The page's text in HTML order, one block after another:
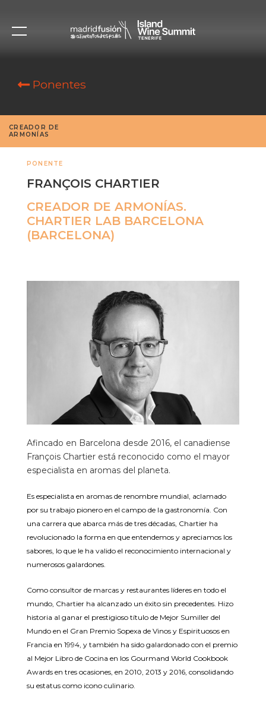
Ponentes
CREADOR DE
ARMONÍAS
PONENTE
FRANÇOIS CHARTIER
CREADOR DE ARMONÍAS.
CHARTIER LAB BARCELONA
(BARCELONA)
Afincado en Barcelona desde 2016, el canadiense
François Chartier está reconocido como el mayor
especialista en aromas del planeta.
Es especialista en aromas de renombre mundial, aclamado
por su trabajo pionero en el campo de la gastronomía. Con
una carrera que abarca más de tres décadas, Chartier ha
revolucionado la forma en que entendemos y apreciamos los
sabores, lo que le ha valido el reconocimiento internacional y
numerosos galardones.
Como consultor de marcas y restaurantes líderes en todo el
mundo, Chartier ha alcanzado un éxito sin precedentes. Hizo
historia al ganar el prestigioso título de Mejor Sumiller del
Mundo en el Gran Premio Sopexa de Vinos y Espirituosos en
Francia en 1994, y también ha sido galardonado con el premio
al Mejor Libro de Cocina en los Gourmand World Cookbook
Awards en tres ocasiones, en 2010, 2013 y 2016, consolidando
su estatus como icono culinario.